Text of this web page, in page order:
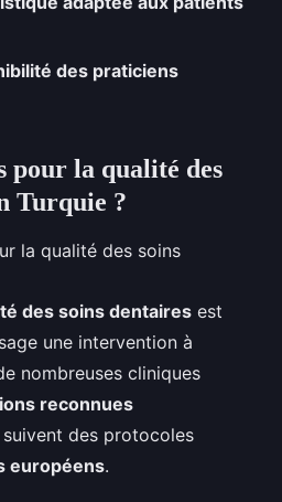
des praticiens
pour la qualité des
Turquie ?
des soins dentaires est
une intervention à
nombreuses cliniques
reconnues
des protocoles
européens.